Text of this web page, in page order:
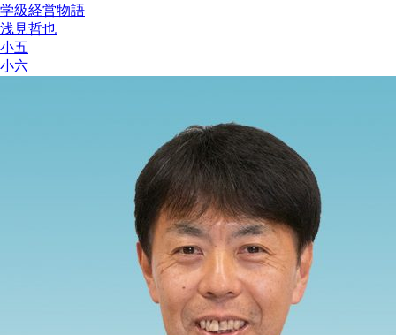
学級経営物語
浅見哲也
小五
小六